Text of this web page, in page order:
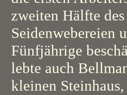
zweiten Hälfte
Seidenwebereien
Fünfjährige
lebte auch
kleinen